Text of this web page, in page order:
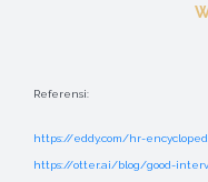
Referensi:
https://eddy.com/hr-
https://otter.ai/blog/good-